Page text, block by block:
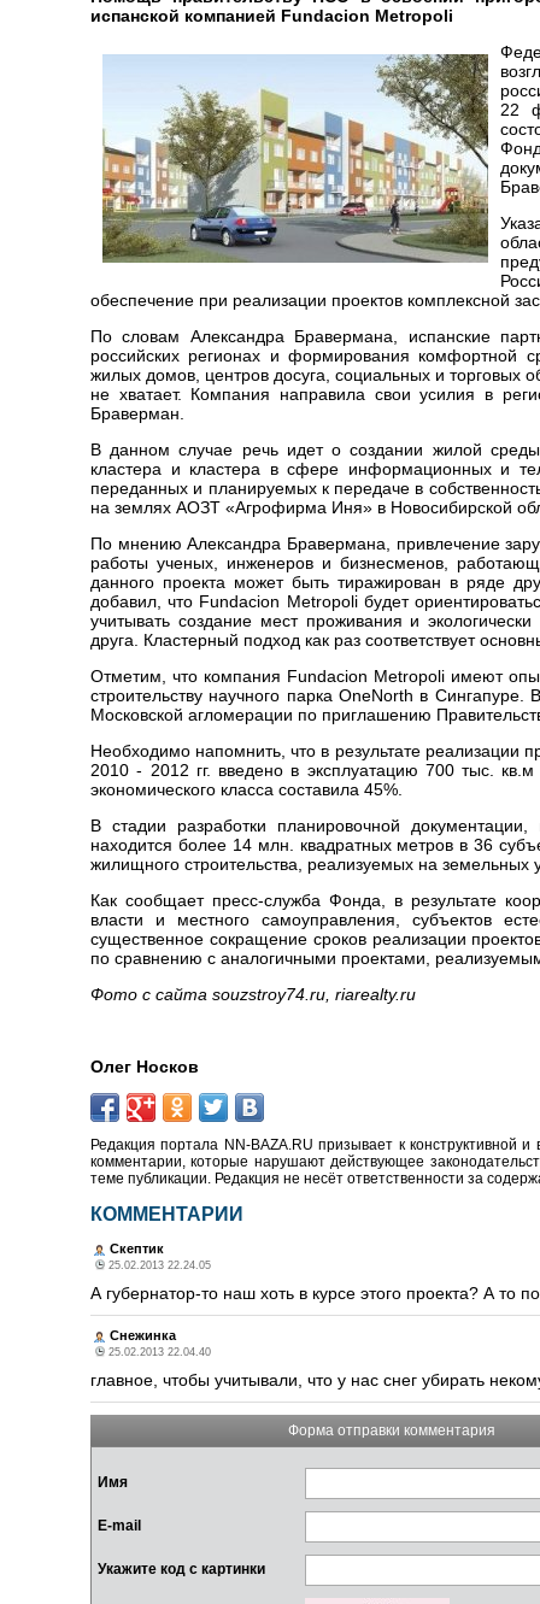
испанской компанией Fundacion Metropoli
22
обеспечение при реализации проектов комплексной
По словам Александра Бравермана, испанские
российских регионах и формирования комфортной
жилых домов, центров досуга, социальных и торговых
не хватает. Компания направила свои усилия в
Браверман.
В данном случае речь идет о создании жилой
кластера и кластера в сфере информационных и
переданных и планируемых к передаче в
на землях АОЗТ «Агрофирма Иня» в Новосибирской
По мнению Александра Бравермана, привлечение
работы ученых, инженеров и бизнесменов,
данного проекта может быть тиражирован в ряде
добавил, что Fundacion Metropoli будет
учитывать создание мест проживания и
друга. Кластерный подход как раз соответствует
Отметим, что компания Fundacion Metropoli имеют
строительству научного парка OneNorth в
Московской агломерации по приглашению
Необходимо напомнить, что в результате реализации
2010 - 2012 гг. введено в эксплуатацию 700 тыс.
экономического класса составила 45%.
В стадии разработки планировочной
находится более 14 млн. квадратных метров в 36
жилищного строительства, реализуемых на
Как сообщает пресс-служба Фонда, в результате
власти и местного самоуправления, субъектов
существенное сокращение сроков реализации
по сравнению с аналогичными проектами,
Фото с сайта souzstroy74.ru, riarealty.ru
Олег Носков
Редакция портала NN-BAZA.RU призывает к конструктивной
комментарии, которые нарушают действующее
теме публикации. Редакция не несёт ответственности за
КОММЕНТАРИИ
Скептик
25.02.2013 22.24.05
А губернатор-то наш хоть в курсе этого проекта? А то
Снежинка
25.02.2013 22.04.40
главное, чтобы учитывали, что у нас снег убирать
Форма отправки комментария
Имя
E-mail
Укажите код с картинки